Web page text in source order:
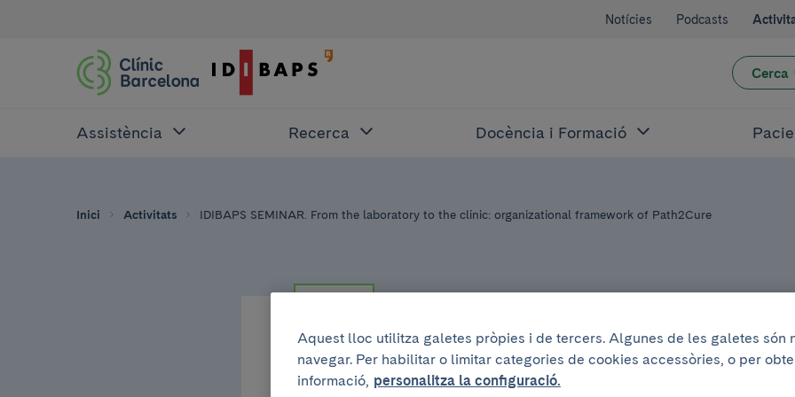
Notícies Podcasts
Cerca
Assistència Recerca Docència i Formació
Inici Activitats IDIBAPS SEMINAR. From the laboratory to the clinic: organizational framework of Path2Cure
Dimecres, 20 de maig de 2026.De 15:00h a 16:00h
Aquest lloc utilitza galetes pròpies i de tercers. Algunes de les galetes són
navegar. Per habilitar o limitar categories de cookies accessòries, o per
informació, personalitza la configuració.